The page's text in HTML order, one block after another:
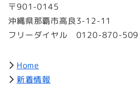
〒901-0145
沖縄県那覇市高良3-12-11
フリーダイヤル 0120-870-509
Home
新着情報